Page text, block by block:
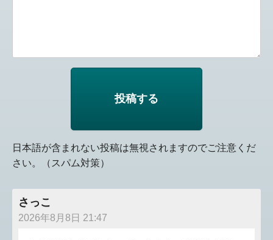
日本語が含まれない投稿は無視されますのでご注意くだ
さい。（スパム対策）
さっこ
2026年8月8日 21:47